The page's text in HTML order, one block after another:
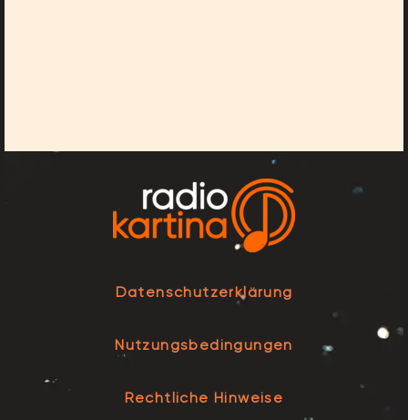
Datenschutzerklärung
Nutzungsbedingungen
Rechtliche Hinweise